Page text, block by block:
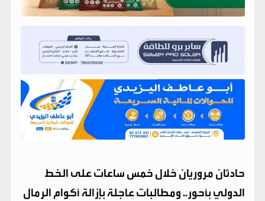
حادثان مروريان خلال خمس ساعات على الخط
الدولي بأحور.. ومطالبات عاجلة بإزالة أكوام الرمال